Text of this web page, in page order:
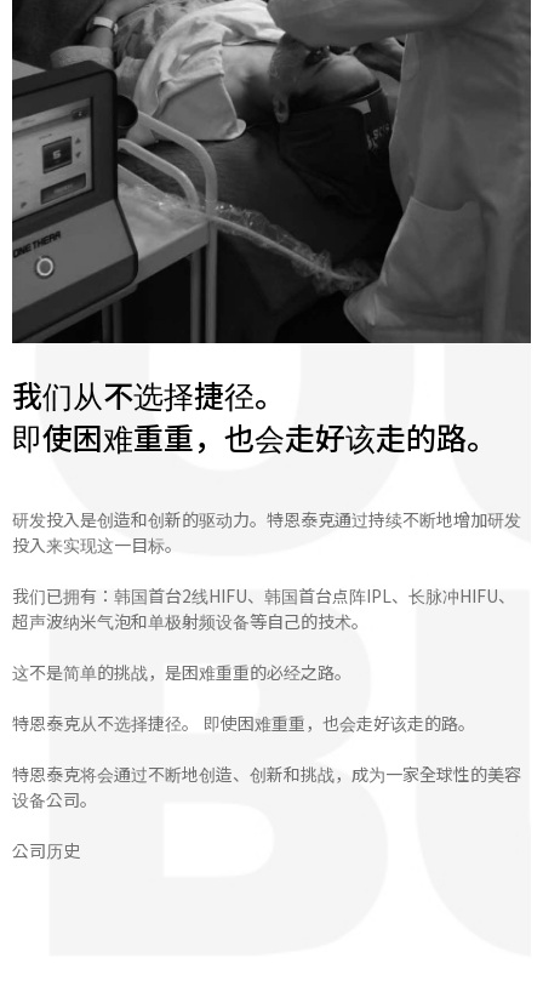
我们从不选择捷径。
即使困难重重，也会走好该走的路。
研发投入是创造和创新的驱动力。特恩泰克通过持续不断地增加研发
投入来实现这一目标。
我们已拥有：韩国首台2线HIFU、韩国首台点阵IPL、长脉冲HIFU、
超声波纳米气泡和单极射频设备等自己的技术。
这不是简单的挑战，是困难重重的必经之路。
特恩泰克从不选择捷径。 即使困难重重，也会走好该走的路。
特恩泰克将会通过不断地创造、创新和挑战，成为一家全球性的美容
设备公司。
公司历史